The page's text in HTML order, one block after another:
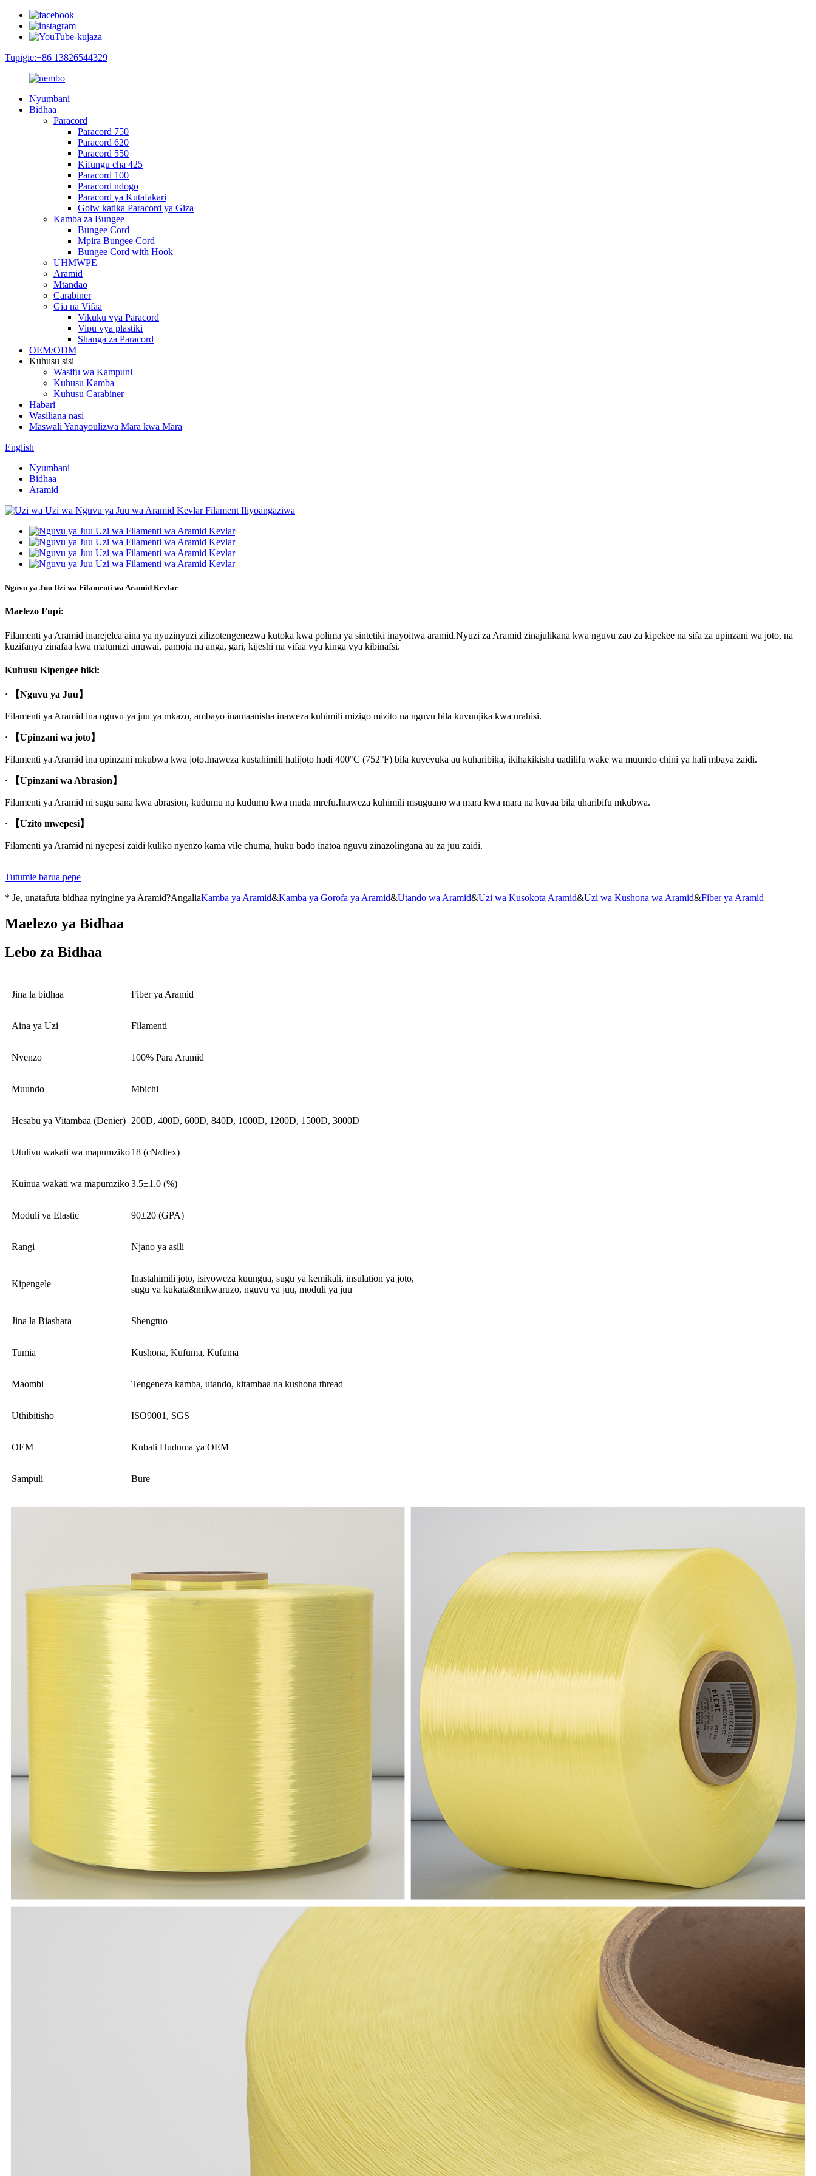
Tupigie:+86 13826544329
Nyumbani
Bidhaa
Paracord
Paracord 750
Paracord 620
Paracord 550
Kifungu cha 425
Paracord 100
Paracord ndogo
Paracord ya Kutafakari
Golw katika Paracord ya Giza
Kamba za Bungee
Bungee Cord
Mpira Bungee Cord
Bungee Cord with Hook
UHMWPE
Aramid
Mtandao
Carabiner
Gia na Vifaa
Vikuku vya Paracord
Vipu vya plastiki
Shanga za Paracord
OEM/ODM
Kuhusu sisi
Wasifu wa Kampuni
Kuhusu Kamba
Kuhusu Carabiner
Habari
Wasiliana nasi
Maswali Yanayoulizwa Mara kwa Mara
English
Nyumbani
Bidhaa
Aramid
Nguvu ya Juu Uzi wa Filamenti wa Aramid Kevlar
Maelezo Fupi:
Filamenti ya Aramid inarejelea aina ya nyuzinyuzi zilizotengenezwa kutoka kwa polima ya sintetiki inayoitwa aramid.Nyuzi za Aramid zinajulikana kwa nguvu zao za kipekee na sifa za upinzani wa joto, na
kuzifanya zinafaa kwa matumizi anuwai, pamoja na anga, gari, kijeshi na vifaa vya kinga vya kibinafsi.
Kuhusu Kipengee hiki:
· 【Nguvu ya Juu】
Filamenti ya Aramid ina nguvu ya juu ya mkazo, ambayo inamaanisha inaweza kuhimili mizigo mizito na nguvu bila kuvunjika kwa urahisi.
· 【Upinzani wa joto】
Filamenti ya Aramid ina upinzani mkubwa kwa joto.Inaweza kustahimili halijoto hadi 400°C (752°F) bila kuyeyuka au kuharibika, ikihakikisha uadilifu wake wa muundo chini ya hali mbaya zaidi.
· 【Upinzani wa Abrasion】
Filamenti ya Aramid ni sugu sana kwa abrasion, kudumu na kudumu kwa muda mrefu.Inaweza kuhimili msuguano wa mara kwa mara na kuvaa bila uharibifu mkubwa.
· 【Uzito mwepesi】
Filamenti ya Aramid ni nyepesi zaidi kuliko nyenzo kama vile chuma, huku bado inatoa nguvu zinazolingana au za juu zaidi.
Tutumie barua pepe
* Je, unatafuta bidhaa nyingine ya Aramid?AngaliaKamba ya Aramid&Kamba ya Gorofa ya Aramid&Utando wa Aramid&Uzi wa Kusokota Aramid&Uzi wa Kushona wa Aramid&Fiber ya Aramid
Maelezo ya Bidhaa
Lebo za Bidhaa
Jina la bidhaa Fiber ya Aramid
Aina ya Uzi Filamenti
Nyenzo 100% Para Aramid
Muundo Mbichi
Hesabu ya Vitambaa (Denier) 200D, 400D, 600D, 840D, 1000D, 1200D, 1500D, 3000D
Utulivu wakati wa mapumziko18 (cN/dtex)
Kuinua wakati wa mapumziko3.5±1.0 (%)
Moduli ya Elastic 90±20 (GPA)
Rangi Njano ya asili
Kipengele
Inastahimili joto, isiyoweza kuungua, sugu ya kemikali, insulation ya joto,
sugu ya kukata&mikwaruzo, nguvu ya juu, moduli ya juu
Jina la Biashara Shengtuo
Tumia Kushona, Kufuma, Kufuma
Maombi Tengeneza kamba, utando, kitambaa na kushona thread
Uthibitisho ISO9001, SGS
OEM Kubali Huduma ya OEM
Sampuli Bure